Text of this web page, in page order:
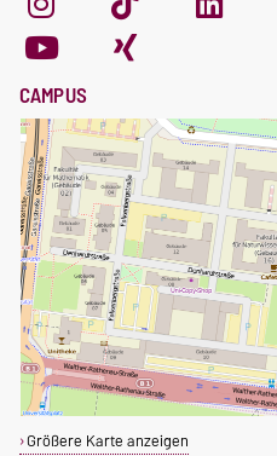
CAMPUS
Größere Karte anzeigen